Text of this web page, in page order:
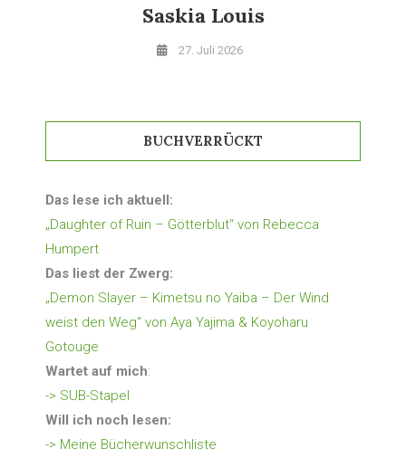
Saskia Louis
27. Juli 2026
BUCHVERRÜCKT
Das lese ich aktuell:
„Daughter of Ruin – Götterblut“ von Rebecca
Humpert
Das liest der Zwerg:
„Demon Slayer – Kimetsu no Yaiba – Der Wind
weist den Weg“ von Aya Yajima & Koyoharu
Gotouge
Wartet auf mich:
-> SUB-Stapel
Will ich noch lesen:
-> Meine Bücherwunschliste